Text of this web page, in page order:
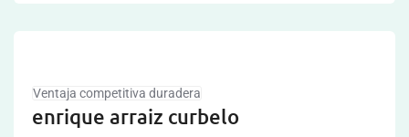
Ventaja competitiva duradera
enrique arraiz curbelo